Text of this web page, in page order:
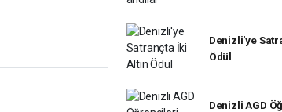
Denizli'ye
Ödül
Denizli AGD